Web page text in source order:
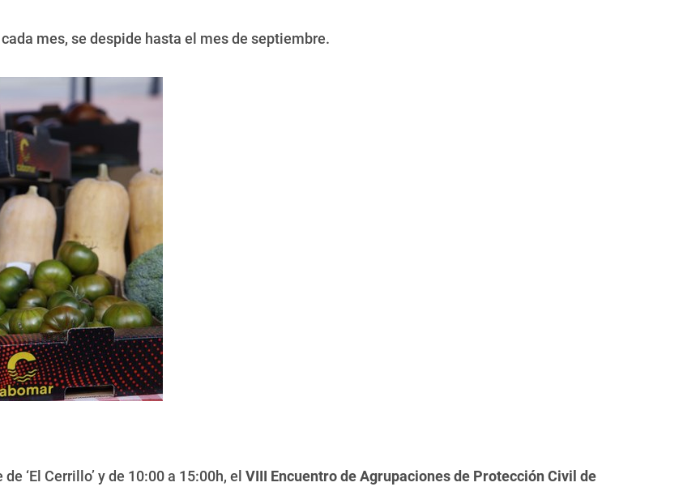
mes, se despide hasta el mes de septiembre.
‘El Cerrillo’ y de 10:00 a 15:00h, el VIII Encuentro de Agrupaciones de Protección Civil de